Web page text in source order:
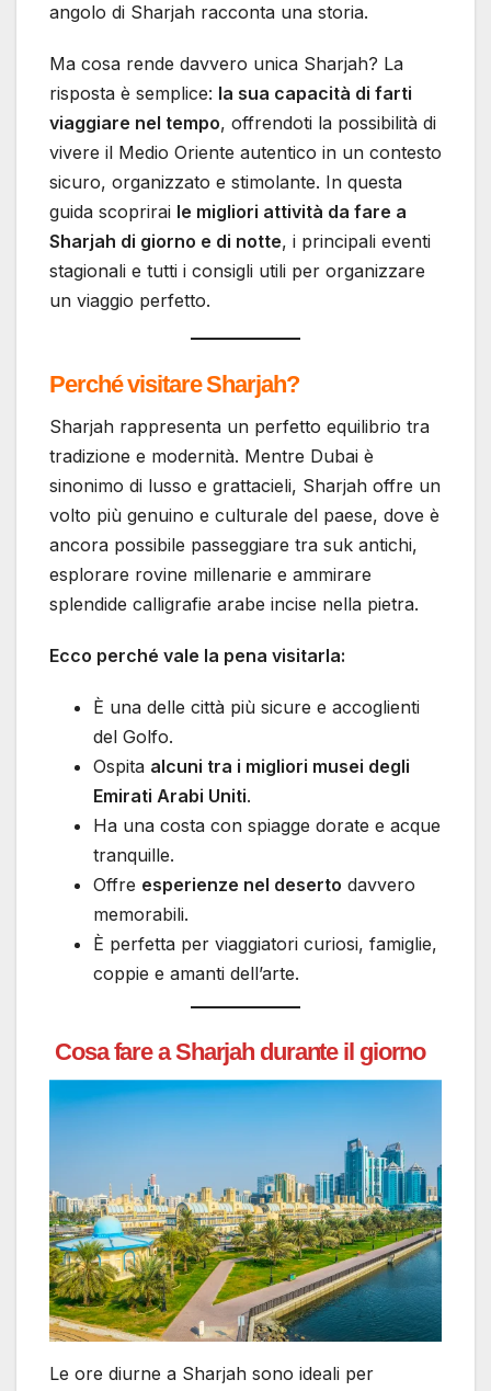
angolo di Sharjah racconta una storia.
Ma cosa rende davvero unica Sharjah? La
risposta è semplice: la sua capacità di farti
viaggiare nel tempo, offrendoti la possibilità di
vivere il Medio Oriente autentico in un contesto
sicuro, organizzato e stimolante. In questa
guida scoprirai le migliori attività da fare a
Sharjah di giorno e di notte, i principali eventi
stagionali e tutti i consigli utili per organizzare
un viaggio perfetto.
Perché visitare Sharjah?
Sharjah rappresenta un perfetto equilibrio tra
tradizione e modernità. Mentre Dubai è
sinonimo di lusso e grattacieli, Sharjah offre un
volto più genuino e culturale del paese, dove è
ancora possibile passeggiare tra suk antichi,
esplorare rovine millenarie e ammirare
splendide calligrafie arabe incise nella pietra.
Ecco perché vale la pena visitarla:
È una delle città più sicure e accoglienti
del Golfo.
Ospita alcuni tra i migliori musei degli
Emirati Arabi Uniti.
Ha una costa con spiagge dorate e acque
tranquille.
Offre esperienze nel deserto davvero
memorabili.
È perfetta per viaggiatori curiosi, famiglie,
coppie e amanti dell’arte.
Cosa fare a Sharjah durante il giorno
Le ore diurne a Sharjah sono ideali per